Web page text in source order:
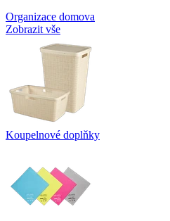
Organizace domova
Zobrazit vše
Koupelnové doplňky